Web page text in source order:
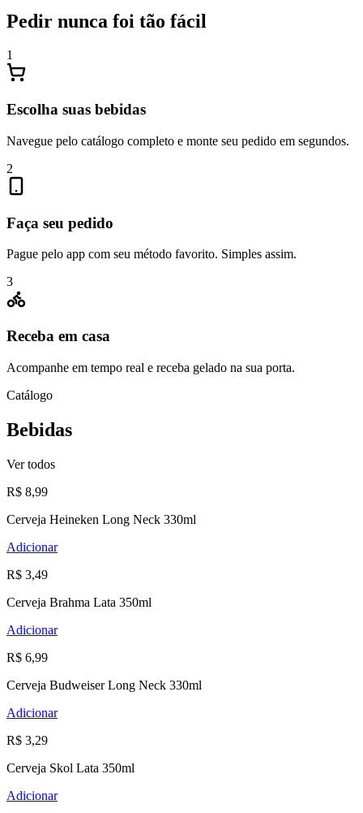
Pedir nunca foi tão fácil
1
Escolha suas bebidas
Navegue pelo catálogo completo e monte seu pedido em segundos.
2
Faça seu pedido
Pague pelo app com seu método favorito. Simples assim.
3
Receba em casa
Acompanhe em tempo real e receba gelado na sua porta.
Catálogo
Bebidas
Ver todos
R$ 8,99
Cerveja Heineken Long Neck 330ml
Adicionar
R$ 3,49
Cerveja Brahma Lata 350ml
Adicionar
R$ 6,99
Cerveja Budweiser Long Neck 330ml
Adicionar
R$ 3,29
Cerveja Skol Lata 350ml
Adicionar